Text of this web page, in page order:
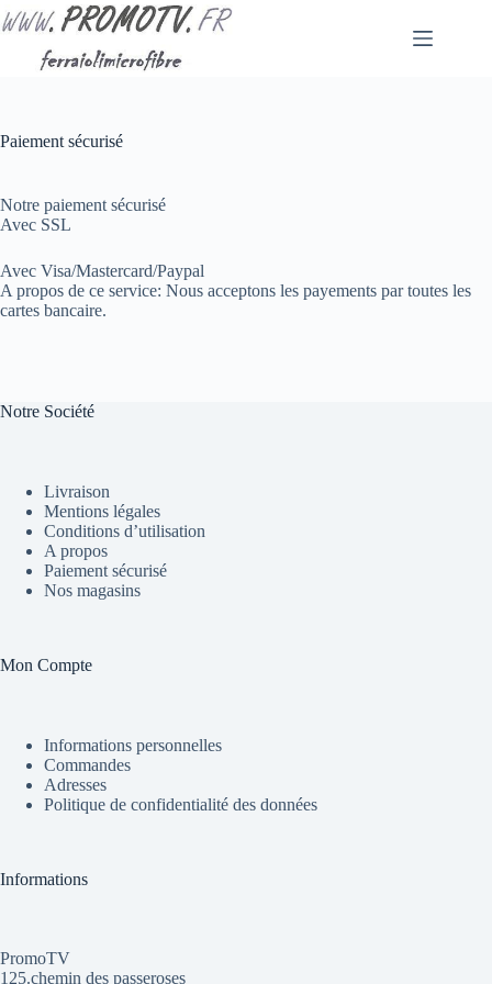
Passer
au
contenu
Paiement sécurisé
Notre paiement sécurisé
Avec SSL
Avec Visa/Mastercard/Paypal
A propos de ce service: Nous acceptons les payements par toutes les
cartes bancaire.
Notre Société
Livraison
Mentions légales
Conditions d’utilisation
A propos
Paiement sécurisé
Nos magasins
Mon Compte
Informations personnelles
Commandes
Adresses
Politique de confidentialité des données
Informations
PromoTV
125.chemin des passeroses